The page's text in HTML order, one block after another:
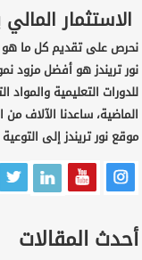
الاستثمار
نحرص على تقديم كل ما هو
نور تريندز هو أفضل مزود
للدورات التعليمية
الماضية، ساعدنا الآلاف
موقع نور تريندز إلى
أحدث المقالات